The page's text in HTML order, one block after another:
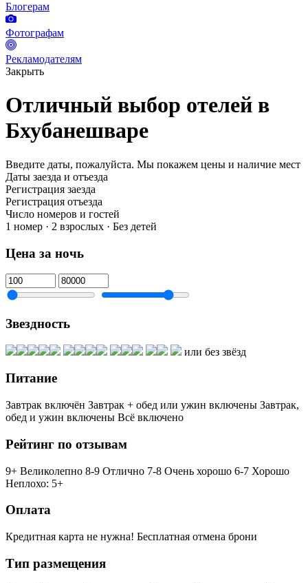
Блогерам
Фотографам
Рекламодателям
Закрыть
Отличный выбор отелей в
Бхубанешваре
Введите даты, пожалуйста. Мы покажем цены и наличие мест
Даты заезда и отъезда
Регистрация заезда
Регистрация отъезда
Число номеров и гостей
1 номер · 2 взрослых · Без детей
Цена за ночь
Звездность
или без звёзд
Питание
Завтрак включён Завтрак + обед или ужин включены Завтрак,
обед и ужин включены Всё включено
Рейтинг по отзывам
9+ Великолепно 8-9 Отлично 7-8 Очень хорошо 6-7 Хорошо
Неплохо: 5+
Оплата
Кредитная карта не нужна! Бесплатная отмена брони
Тип размещения